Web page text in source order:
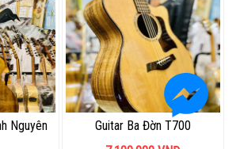
Nguyên
Guitar Ba Đờn T700